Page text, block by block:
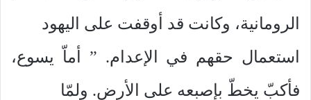
الرومانية، وكانت قد أوقفت على اليهود
استعمال حقهم في الإعدام. ” أماّ يسوع،
فأكبّ يخطّ بإصبعه على الأرض. ولمّا